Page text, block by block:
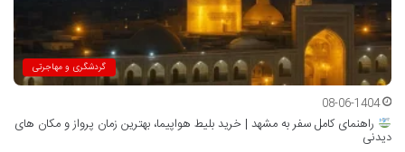
گردشگری و مهاجرتی
08-06-1404
راهنمای کامل سفر به مشهد | خرید بلیط هواپیما، بهترین زمان پرواز و مکان های
دیدنی